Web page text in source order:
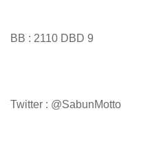
BB : 2110 DBD 9
Twitter : @SabunMotto